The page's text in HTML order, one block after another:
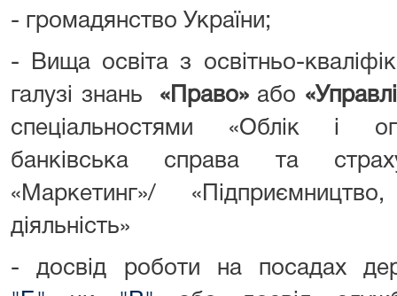
- громадянство України;
- Вища освіта з освітньо-
галузі знань «Право» або
спеціальностями «Облік і
банківська справа та
«Маркетинг»/
діяльність»
- досвід роботи на посадах